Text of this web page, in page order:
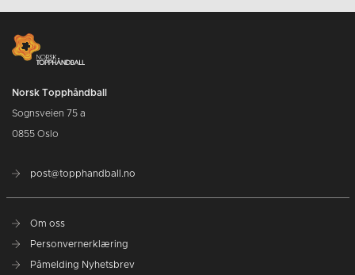
Norsk Topphåndball
Sognsveien 75 a
0855 Oslo
post@topphandball.no
Om oss
Personvernerklæring
Påmelding Nyhetsbrev